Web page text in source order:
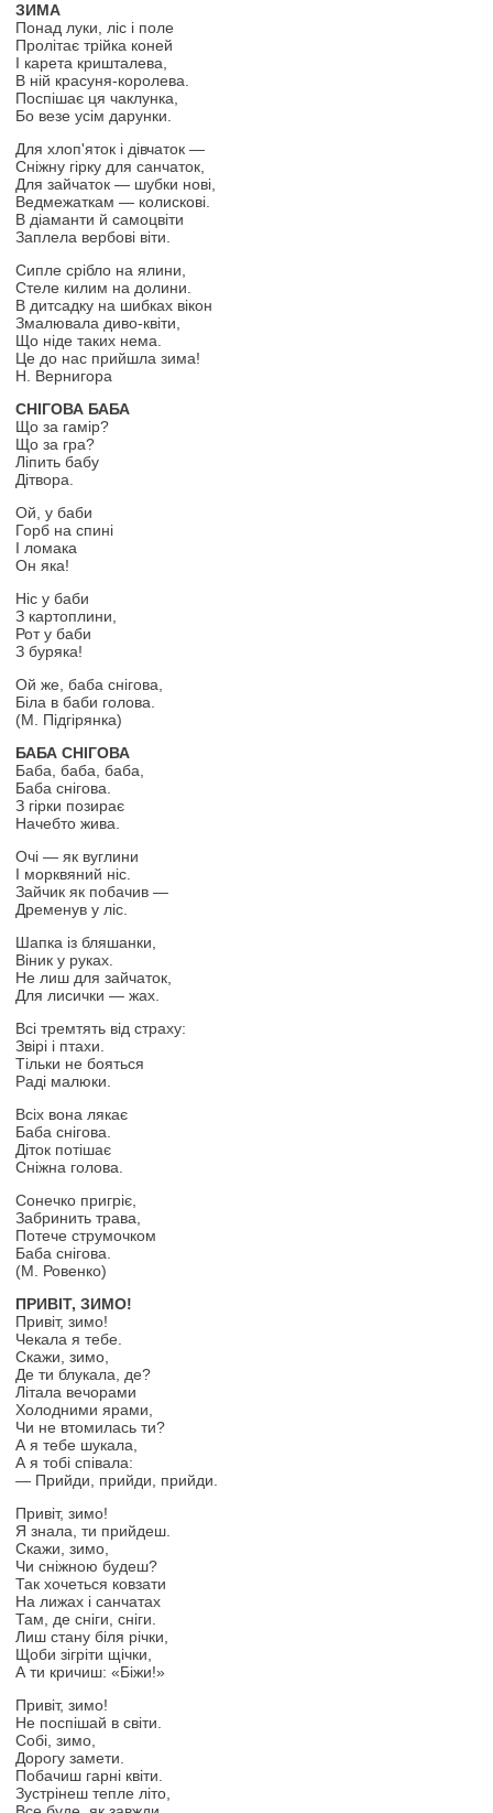
ЗИМА
Понад луки, ліс і поле
Пролітає трійка коней
І карета кришталева,
В ній красуня-королева.
Поспішає ця чаклунка,
Бо везе усім дарунки.
Для хлоп'яток і дівчаток —
Сніжну гірку для санчаток,
Для зайчаток — шубки нові,
Ведмежаткам — колискові.
В діаманти й самоцвіти
Заплела вербові віти.
Сипле срібло на ялини,
Стеле килим на долини.
В дитсадку на шибках вікон
Змалювала диво-квіти,
Що ніде таких нема.
Це до нас прийшла зима!
Н. Вернигора
СНІГОВА БАБА
Що за гамір?
Що за гра?
Ліпить бабу
Дітвора.
Ой, у баби
Горб на спині
І ломака
Он яка!
Ніс у баби
З картоплини,
Рот у баби
З буряка!
Ой же, баба снігова,
Біла в баби голова.
(М. Підгірянка)
БАБА СНІГОВА
Баба, баба, баба,
Баба снігова.
З гірки позирає
Начебто жива.
Очі — як вуглини
І морквяний ніс.
Зайчик як побачив —
Дременув у ліс.
Шапка із бляшанки,
Віник у руках.
Не лиш для зайчаток,
Для лисички — жах.
Всі тремтять від страху:
Звірі і птахи.
Тільки не бояться
Раді малюки.
Всіх вона лякає
Баба снігова.
Діток потішає
Сніжна голова.
Сонечко пригріє,
Забринить трава,
Потече струмочком
Баба снігова.
(М. Ровенко)
ПРИВІТ, ЗИМО!
Привіт, зимо!
Чекала я тебе.
Скажи, зимо,
Де ти блукала, де?
Літала вечорами
Холодними ярами,
Чи не втомилась ти?
А я тебе шукала,
А я тобі співала:
— Прийди, прийди, прийди.
Привіт, зимо!
Я знала, ти прийдеш.
Скажи, зимо,
Чи сніжною будеш?
Так хочеться ковзати
На лижах і санчатах
Там, де сніги, сніги.
Лиш стану біля річки,
Щоби зігріти щічки,
А ти кричиш: «Біжи!»
Привіт, зимо!
Не поспішай в світи.
Собі, зимо,
Дорогу замети.
Побачиш гарні квіти.
Зустрінеш тепле літо,